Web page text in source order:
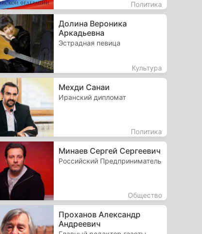
Политика
Долина Вероника
Аркадьевна
Эстрадная певица
Культура
Мехди Санаи
Иранский дипломат
Политика
Минаев Сергей Сергеевич
Российский Предприниматель
Общество
Проханов Александр
Андреевич